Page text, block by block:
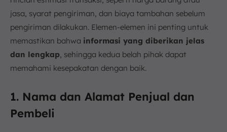
jasa, syarat pengiriman, dan biaya tambahan sebelum
pengiriman dilakukan. Elemen-elemen ini penting untuk
memastikan bahwa informasi yang diberikan jelas
dan lengkap, sehingga kedua belah pihak dapat
memahami kesepakatan dengan baik.
1. Nama dan Alamat Penjual dan
Pembeli